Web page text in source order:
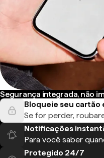
Segurança integrada, não
Bloqueie seu cartão
Se for perder,
Notificações
Para você saber
Protegido 24/7